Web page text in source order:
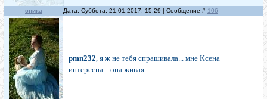
спика Дата: Суббота, 21.01.2017, 15:29 | Сообщение # 106
pmn232, я ж не тебя спрашивала... мне Ксена
интересна....она живая....